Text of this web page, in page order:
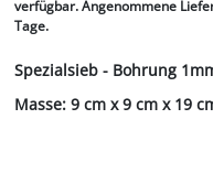
verfügbar. Angenommene
Tage.
Spezialsieb - Bohrung
Masse: 9 cm x 9 cm x 19